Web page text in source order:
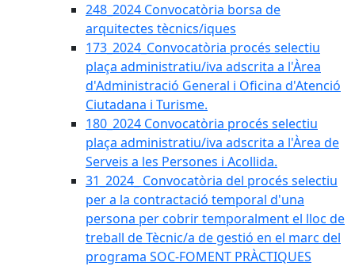
248_2024 Convocatòria borsa de
arquitectes tècnics/iques
173_2024_Convocatòria procés selectiu
plaça administratiu/iva adscrita a l'Àrea
d'Administració General i Oficina d'Atenció
Ciutadana i Turisme.
180_2024 Convocatòria procés selectiu
plaça administratiu/iva adscrita a l'Àrea de
Serveis a les Persones i Acollida.
31_2024_ Convocatòria del procés selectiu
per a la contractació temporal d'una
persona per cobrir temporalment el lloc de
treball de Tècnic/a de gestió en el marc del
programa SOC-FOMENT PRÀCTIQUES